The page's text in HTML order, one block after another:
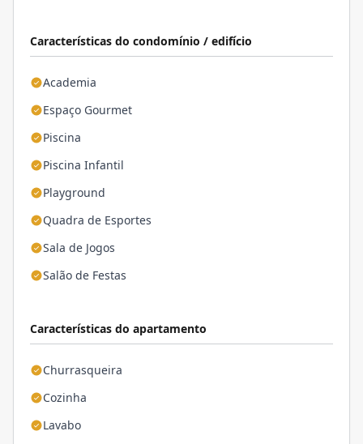
Características do condomínio / edifício
Academia
Espaço Gourmet
Piscina
Piscina Infantil
Playground
Quadra de Esportes
Sala de Jogos
Salão de Festas
Características do apartamento
Churrasqueira
Cozinha
Lavabo